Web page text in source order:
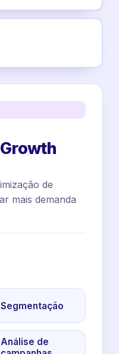
de
mais demanda
Segmentação
Análise de